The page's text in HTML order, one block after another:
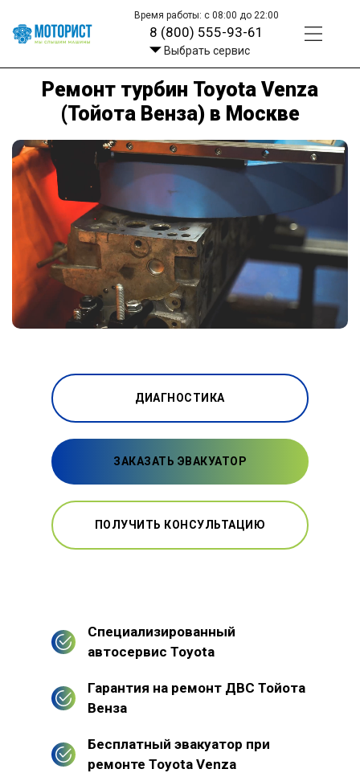
Время работы: с 08:00 до 22:00
8 (800) 555-93-61
Выбрать сервис
Ремонт турбин Toyota Venza
(Тойота Венза) в Москве
ДИАГНОСТИКА
ЗАКАЗАТЬ ЭВАКУАТОР
ПОЛУЧИТЬ КОНСУЛЬТАЦИЮ
Специализированный
автосервис Toyota
Гарантия на ремонт ДВС Тойота
Венза
Бесплатный эвакуатор при
ремонте Toyota Venza